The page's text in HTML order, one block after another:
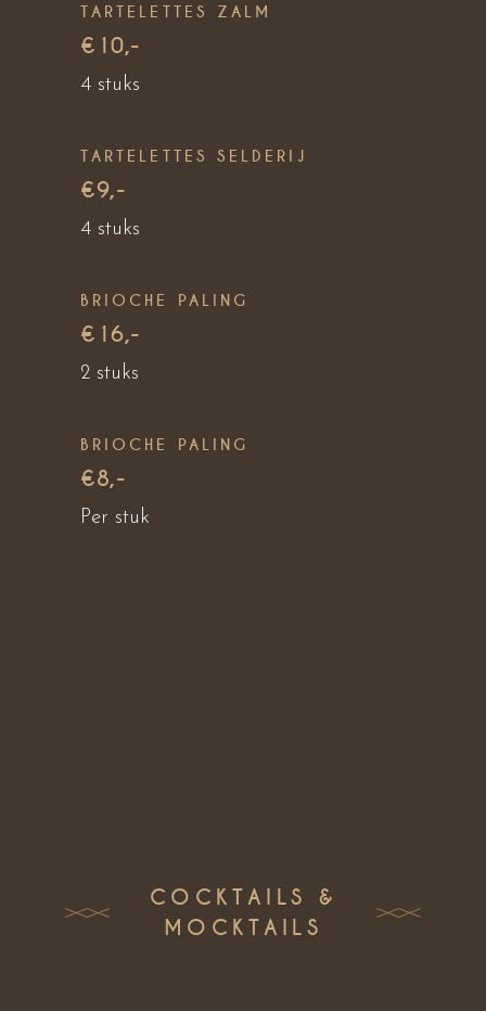
TARTELETTES ZALM
€10,-
4 stuks
TARTELETTES SELDERIJ
€9,-
4 stuks
BRIOCHE PALING
€16,-
2 stuks
BRIOCHE PALING
€8,-
Per stuk
COCKTAILS &
MOCKTAILS